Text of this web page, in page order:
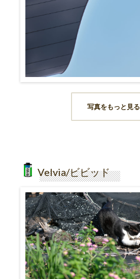
写真をもっと見る
Velvia/ビビッド